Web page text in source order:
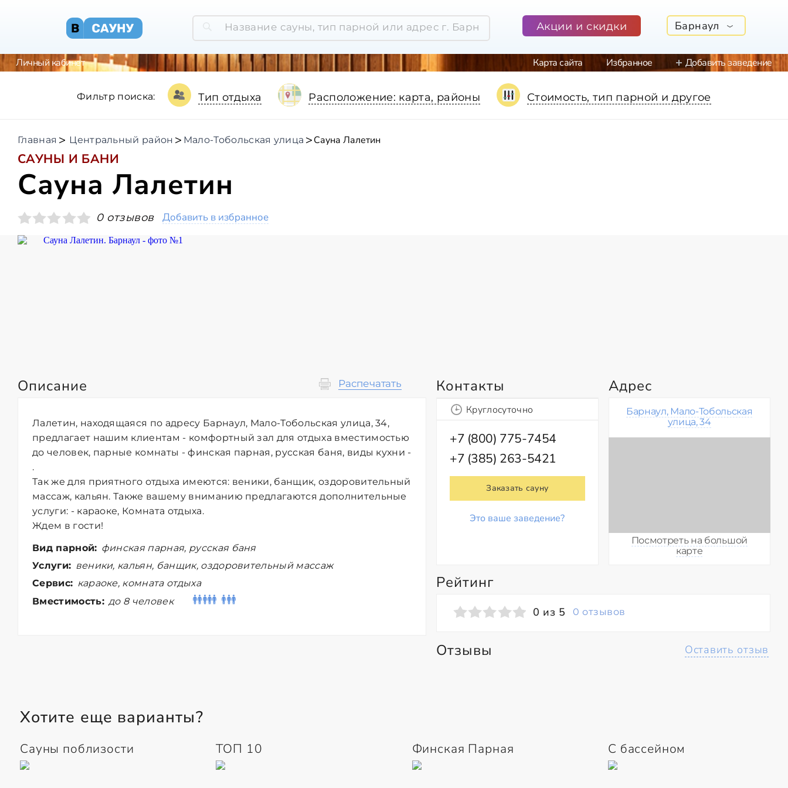
Акции и скидки Барнаул
Личный кабинет Карта сайта Избранное Добавить заведение
Фильтр поиска: Тип отдыха Расположение: карта, районы Стоимость, тип парной и другое
Главная Центральный район Мало-Тобольская улица Сауна Лалетин
САУНЫ И БАНИ
Сауна Лалетин
0 отзывов Добавить в избранное
Описание Распечатать
Лалетин, находящаяся по адресу Барнаул, Мало-Тобольская улица, 34,
предлагает нашим клиентам - комфортный зал для отдыха вместимостью
до человек, парные комнаты - финская парная, русская баня, виды кухни -
.
Так же для приятного отдыха имеются: веники, банщик, оздоровительный
массаж, кальян. Также вашему вниманию предлагаются дополнительные
услуги: - караоке, Комната отдыха.
Ждем в гости!
Вид парной: финская парная, русская баня
Услуги: веники, кальян, банщик, оздоровительный массаж
Сервис: караоке, комната отдыха
Вместимость: до 8 человек
Контакты
Круглосуточно
+7 (800) 775-7454
+7 (385) 263-5421
Заказать сауну
Это ваше заведение?
Адрес
Барнаул, Мало-Тобольская
улица, 34
Посмотреть на большой
карте
Рейтинг
0 из 5 0 отзывов
Отзывы Оставить отзыв
Хотите еще варианты?
Сауны поблизости ТОП 10 Финская Парная С бассейном